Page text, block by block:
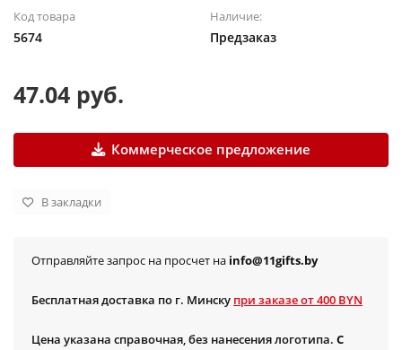
Код товара
5674
Наличие:
Предзаказ
47.04 руб.
Коммерческое предложение
В закладки
Отправляйте запрос на просчет на info@11gifts.by
Бесплатная доставка по г. Минску при заказе от 400 BYN
Цена указана справочная, без нанесения логотипа. С